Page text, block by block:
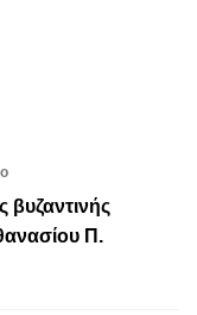
βυζαντινής
Π.